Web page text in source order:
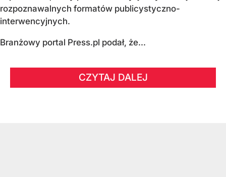
rozpoznawalnych formatów publicystyczno-
interwencyjnych.
Branżowy portal Press.pl podał, że...
CZYTAJ DALEJ